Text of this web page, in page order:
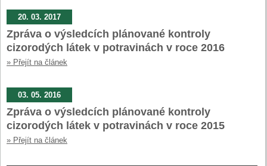
20. 03. 2017
Zpráva o výsledcích plánované kontroly
cizorodých látek v potravinách v roce 2016
» Přejít na článek
03. 05. 2016
Zpráva o výsledcích plánované kontroly
cizorodých látek v potravinách v roce 2015
» Přejít na článek